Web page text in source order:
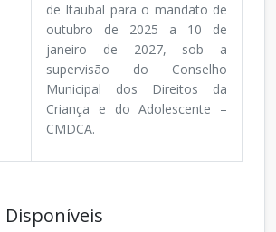
de Itaubal para o mandato de
outubro de 2025 a 10 de
janeiro de 2027, sob a
supervisão do Conselho
Municipal dos Direitos da
Criança e do Adolescente –
CMDCA.